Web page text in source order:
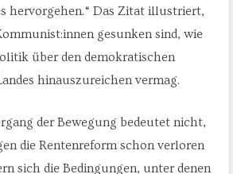
hervorgehen.“ Das Zitat illustriert,
gesunken sind, wie
über den demokratischen
hinauszureichen vermag.
der Bewegung bedeutet nicht,
die Rentenreform schon verloren
sich die Bedingungen, unter denen